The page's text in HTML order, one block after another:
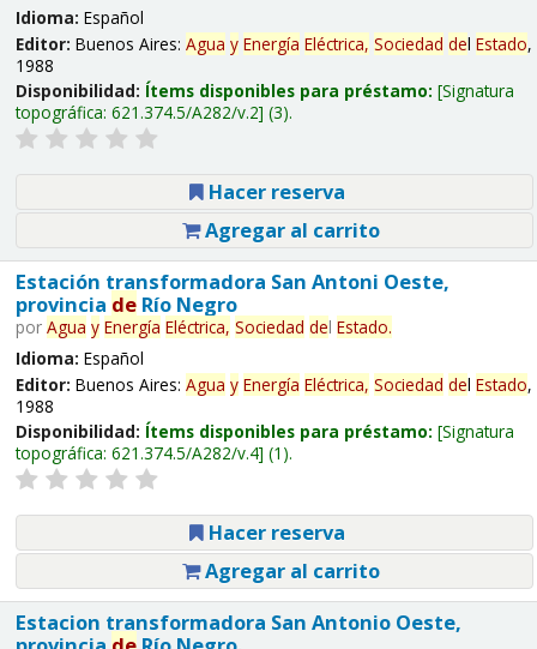
Idioma: Español
Editor: Buenos Aires: Agua y Energía Eléctrica, Sociedad del Estado,
1988
Disponibilidad: Ítems disponibles para préstamo: Signatura
topográfica: 621.374.5/A282/v.2 (3).
Hacer reserva
Agregar al carrito
Estación transformadora San Antoni Oeste,
provincia deRío Negro
por Agua y Energía Eléctrica, Sociedad del Estado.
Idioma: Español
Editor: Buenos Aires: Agua y Energía Eléctrica, Sociedad del Estado,
1988
Disponibilidad: Ítems disponibles para préstamo: Signatura
topográfica: 621.374.5/A282/v.4 (1).
Hacer reserva
Agregar al carrito
Estacion transformadora San Antonio Oeste,